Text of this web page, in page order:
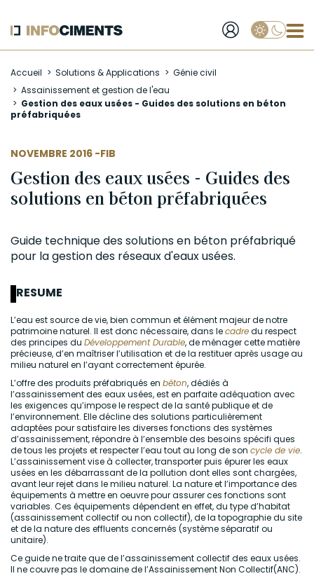
au
contenu
principal
Accueil Solutions & Applications
Génie civil
Assainissement et gestion de l'eau
Gestion des eaux usées - Guides des solutions en béton
préfabriquées
NOVEMBRE 2016 -
AUTEUR FIB
Gestion des eaux usées - Guides des
solutions en béton préfabriquées
Guide technique des solutions en béton préfabriqué
pour la gestion des réseaux d'eaux usées.
RESUME
L’eau est source de vie, bien commun et élément majeur de notre
patrimoine naturel. Il est donc nécessaire, dans lecadredu respect
des principes du Développement Durable, de ménager cette matière
précieuse, d’en maîtriser l’utilisation et de la restituer après usage au
milieu naturel en l’ayant correctement épurée.
L’offre des produits préfabriqués en béton, dédiés à
l’assainissement des eaux usées, est en parfaite adéquation avec
les exigences qu’impose le respect de la santé publique et de
l’environnement. Elle décline des solutions particulièrement
adaptées pour satisfaire les diverses fonctions des systèmes
d’assainissement, répondre à l’ensemble des besoins spécifi ques
de tous les projets et respecter l’eau tout au long de son cycle de vie.
L’assainissement vise à collecter, transporter puis épurer les eaux
usées en les débarrassant de la pollution dont elles sont chargées,
avant leur rejet dans le milieu naturel. La nature et l’importance des
équipements à mettre en oeuvre pour assurer ces fonctions sont
variables. Ces équipements dépendent en effet, du type d’habitat
(assainissement collectif ou non collectif), de la topographie du site
et de la nature des effluents concernés (système séparatif ou
unitaire).
Ce guide ne traite que de l’assainissement collectif des eaux usées.
Il ne couvre pas le domaine de l’Assainissement Non Collectif(ANC).